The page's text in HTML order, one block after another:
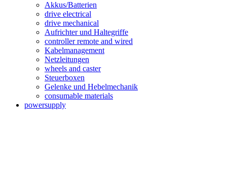
Akkus/Batterien
drive electrical
drive mechanical
Aufrichter und Haltegriffe
controller remote and wired
Kabelmanagement
Netzleitungen
wheels and caster
Steuerboxen
Gelenke und Hebelmechanik
consumable materials
powersupply